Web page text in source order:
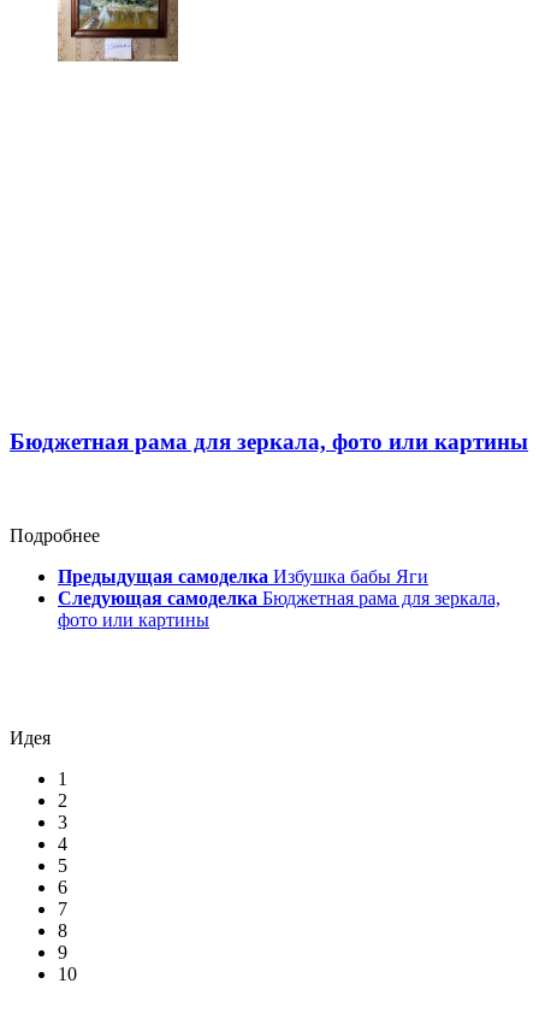
Бюджетная рама для зеркала, фото или картины
Подробнее
Предыдущая самоделка Избушка бабы Яги
Следующая самоделка Бюджетная рама для зеркала,
фото или картины
Идея
1
2
3
4
5
6
7
8
9
10